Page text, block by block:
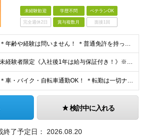
未経験歓迎 学歴不問 ベテランOK
完全週休2日 賞与複数月 面接1回
＊年齢や経験は問いません！ ＊普通免許を持っていればOK！ ◆学歴不問 ◆未経験歓迎 ◆普通自動車免許（AT限定可） ＼こんな方にオススメ！／ ◇車の運転が得意な方 ◇観光に興味がある、または好き
未経験者限定《入社後1年は給与保証付き！》※規定有 ◆配属後3ヶ月間：月給40万円を補償 ◆その後の9ヶ月間：月給35万円を補償 新人を含む平均月収は"57万円"、平均年収は"600万円"です。 未経
＊車・バイク・自転車通勤OK！ ＊転勤は一切ナシ！ ＊U・Iターン歓迎！ 【千住営業所】 東京都足立区足立三丁目26番13号 (変更の範囲)上記を除く当社関連勤務地
検討中に入れる
終了予定日： 2026.08.20